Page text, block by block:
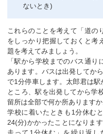
ないとき)
これらのことを考えて「道の
をしっかり把握しておくと考
題を考えてみましょう。
「駅から学校までのバス通
あります。バスは出発してか
で1分停車します。太郎君は
ところ、駅を出発してから学
留所は全部で何か所ありますか
学校に着いたときも1分休む
24(分)かかったことになりま